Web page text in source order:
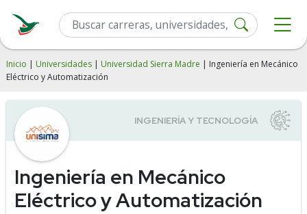
Inicio | Universidades | Universidad Sierra Madre | Ingeniería en Mecánico
Eléctrico y Automatización
Ingeniería en Mecánico
Eléctrico y Automatización